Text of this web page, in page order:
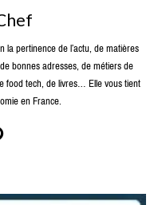
pertinence de l’actu, de matières
bonnes adresses, de métiers de
food tech, de livres… Elle vous tient
en France.